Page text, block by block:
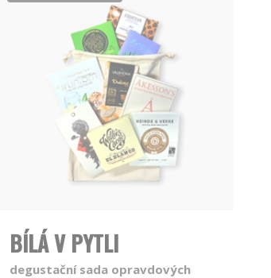
BÍLÁ V PYTLI
degustační sada opravdových